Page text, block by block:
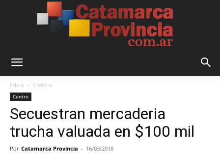
Provincia
Inicio Centro
Centro
Secuestran mercaderia
trucha valuada en $100 mil
Por Catamarca Provincia - 16/03/2018